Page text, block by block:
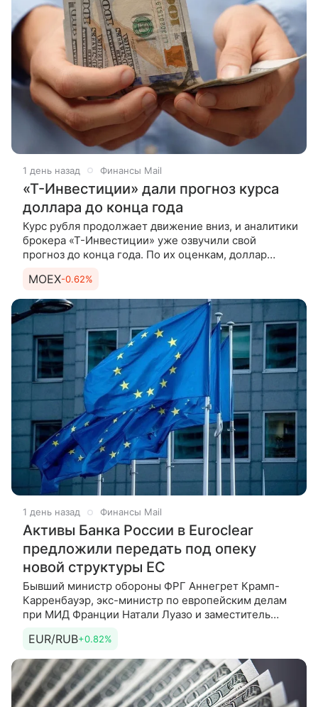
1 день назад Финансы Mail
«Т-Инвестиции» дали прогноз курса
доллара до конца года
Курс рубля продолжает движение вниз, и аналитики
брокера «Т-Инвестиции» уже озвучили свой
прогноз до конца года. По их оценкам, доллар
торгов на Мосбирже
MOEX-0.62%
1 день назад Финансы Mail
Активы Банка России в Euroclear
предложили передать под опеку
новой структуры ЕС
Бывший министр обороны ФРГ Аннегрет Крамп-
Карренбауэр, экс-министр по европейским делам
при МИД Франции Натали Луазо и заместитель
безопасности в администрации
EUR/RUB+0.82%